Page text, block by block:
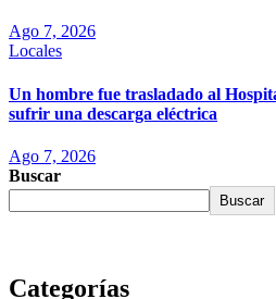
Ago 7, 2026
Locales
Un hombre fue trasladado al
sufrir una descarga eléctrica
Ago 7, 2026
Buscar
Buscar
Categorías